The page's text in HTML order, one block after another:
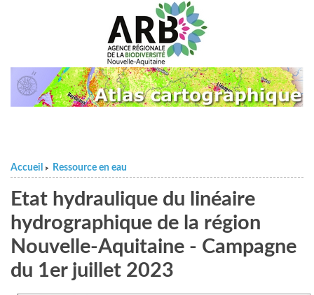
Accueil > Ressource en eau
Etat hydraulique du linéaire
hydrographique de la région
Nouvelle-Aquitaine - Campagne
du 1er juillet 2023